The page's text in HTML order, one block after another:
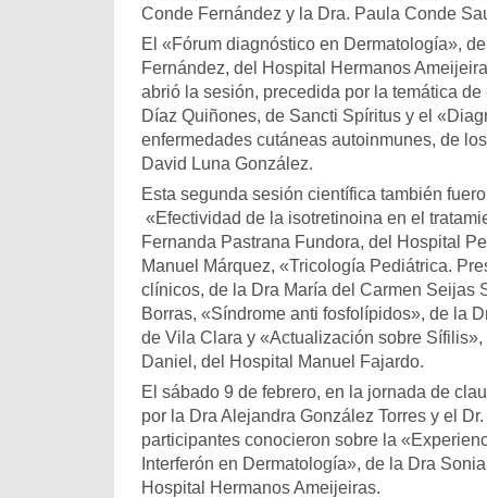
Conde Fernández y la Dra. Paula Conde
El «Fórum diagnóstico en Dermatología»,
Fernández, del Hospital Hermanos
abrió la sesión, precedida por la temática
Díaz Quiñones, de Sancti Spíritus y el
enfermedades cutáneas autoinmunes, de
David Luna González.
Esta segunda sesión científica también
«Efectividad de la isotretinoina en el
Fernanda Pastrana Fundora, del Hospital
Manuel Márquez, «Tricología Pediátrica.
clínicos, de la Dra María del Carmen Seijas
Borras, «Síndrome anti fosfolípidos», de la
de Vila Clara y «Actualización sobre Sífilis»,
Daniel, del Hospital Manuel Fajardo.
El sábado 9 de febrero, en la jornada de
por la Dra Alejandra González Torres y el
participantes conocieron sobre la
Interferón en Dermatología», de la Dra
Hospital Hermanos Ameijeiras.